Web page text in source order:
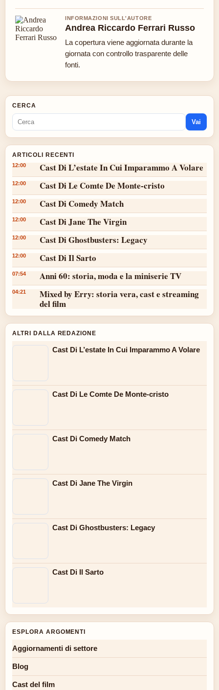
INFORMAZIONI SULL'AUTORE
Andrea Riccardo Ferrari Russo
La copertura viene aggiornata durante la
giornata con controllo trasparente delle
fonti.
CERCA
Vai
ARTICOLI RECENTI
12:00 Cast Di L’estate In Cui Imparammo A Volare
12:00 Cast Di Le Comte De Monte-cristo
12:00 Cast Di Comedy Match
12:00 Cast Di Jane The Virgin
12:00 Cast Di Ghostbusters: Legacy
12:00 Cast Di Il Sarto
07:54 Anni 60: storia, moda e la miniserie TV
04:21
Mixed by Erry: storia vera, cast e streaming
del film
ALTRI DALLA REDAZIONE
Cast Di L’estate In Cui Imparammo A Volare
Cast Di Le Comte De Monte-cristo
Cast Di Comedy Match
Cast Di Jane The Virgin
Cast Di Ghostbusters: Legacy
Cast Di Il Sarto
ESPLORA ARGOMENTI
Aggiornamenti di settore
Blog
Cast del film